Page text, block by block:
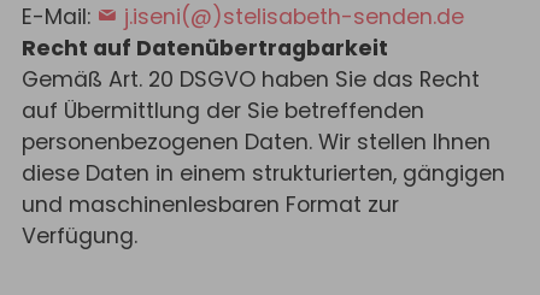
E-Mail:
j.iseni(@)stelisabeth-senden.de
Recht auf Datenübertragbarkeit
Gemäß Art. 20 DSGVO haben Sie das Recht
auf Übermittlung der Sie betreffenden
personenbezogenen Daten. Wir stellen Ihnen
diese Daten in einem strukturierten, gängigen
und maschinenlesbaren Format zur
Verfügung.